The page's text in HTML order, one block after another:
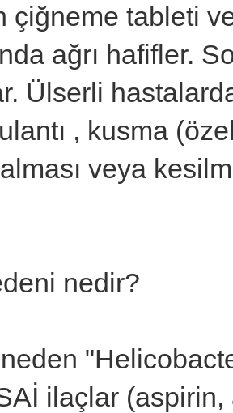
çiğneme tableti
ağrı hafifler.
Ülserli
, kusma
veya
nedir?
ilaçlar (aspirin,